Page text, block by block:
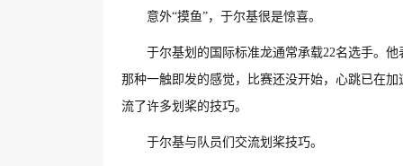
意外“摸鱼”，于尔基很是惊喜。
于尔基划的国际标准龙通常承载22名选手。
那种一触即发的感觉，比赛还没开始，心跳已在
流了许多划桨的技巧。
于尔基与队员们交流划桨技巧。